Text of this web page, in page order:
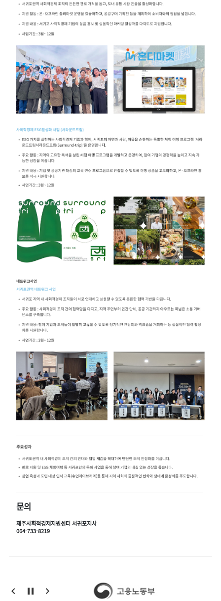
문의
제주사회적경제지원센터 서귀포지사
064-733-8219